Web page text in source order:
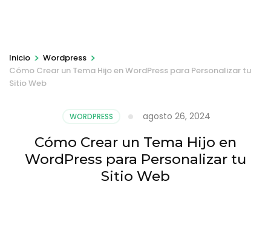
Inicio > Wordpress >
Cómo Crear un Tema Hijo en WordPress para Personalizar tu
Sitio Web
WORDPRESS agosto 26, 2024
Cómo Crear un Tema Hijo en
WordPress para Personalizar tu
Sitio Web